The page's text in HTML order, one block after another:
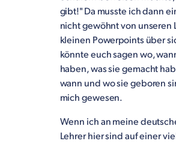
gibt!" Da musste ich dann
nicht gewöhnt von unseren
kleinen Powerpoints über
könnte euch sagen wo,
haben, was sie gemacht
wann und wo sie geboren
mich gewesen.
Wenn ich an meine
Lehrer hier sind auf einer